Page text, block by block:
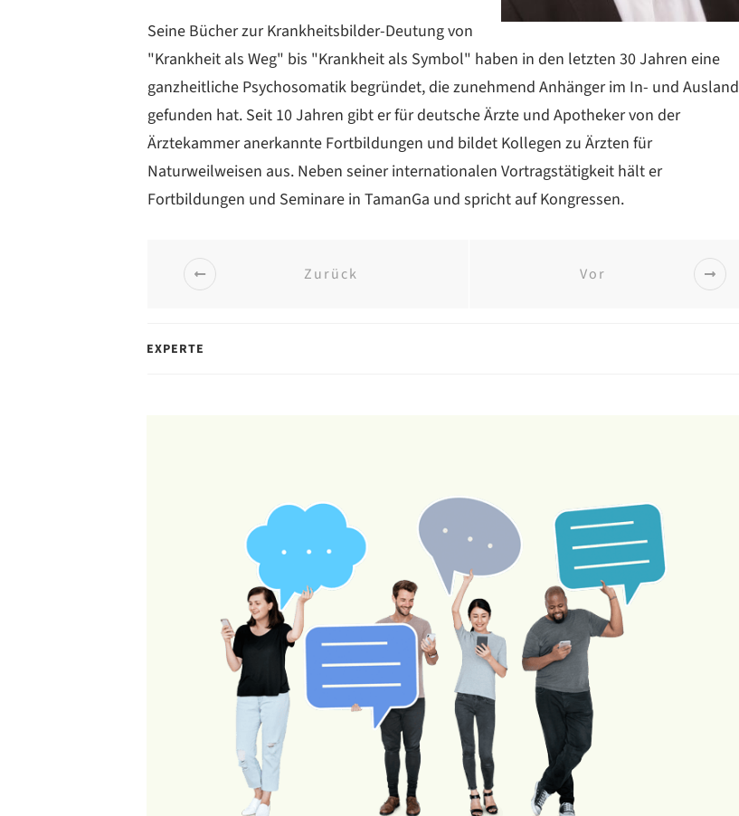
Seine Bücher zur Krank­heitsbilder-Deutung von
"Krankheit als Weg" bis "Krankheit als Symbol" haben in den letzten 30 Jahren eine
ganzheitliche Psycho­somatik begründet, die zunehmend Anhänger im In- und Ausland
gefunden hat. Seit 10 Jahren gibt er für deutsche Ärzte und Apotheker von der
Ärztekammer anerkannte Fortbildungen und bildet Kollegen zu Ärzten für
Naturweilweisen aus. Neben seiner internationalen Vortragstätigkeit hält er
Fortbildungen und Seminare in TamanGa und spricht auf Kongressen.
Zurück Vor
EXPERTE